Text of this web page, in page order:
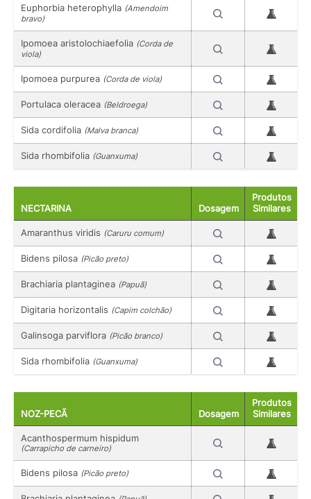
Euphorbia heterophylla (Amendoim
bravo)
Ipomoea aristolochiaefolia (Corda de
viola)
Ipomoea purpurea (Corda de viola)
Portulaca oleracea (Beldroega)
Sida cordifolia (Malva branca)
Sida rhombifolia (Guanxuma)
NECTARINA Dosagem
Produtos
Similares
Amaranthus viridis (Caruru comum)
Bidens pilosa (Picão preto)
Brachiaria plantaginea (Papuã)
Digitaria horizontalis (Capim colchão)
Galinsoga parviflora (Picão branco)
Sida rhombifolia (Guanxuma)
NOZ-PECÃ Dosagem
Produtos
Similares
Acanthospermum hispidum
(Carrapicho de carneiro)
Bidens pilosa (Picão preto)